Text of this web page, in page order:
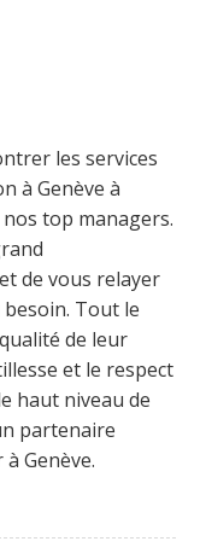
les services
à Genève à
top managers.
de vous relayer
Tout le
de leur
et le respect
haut niveau de
partenaire
Genève.